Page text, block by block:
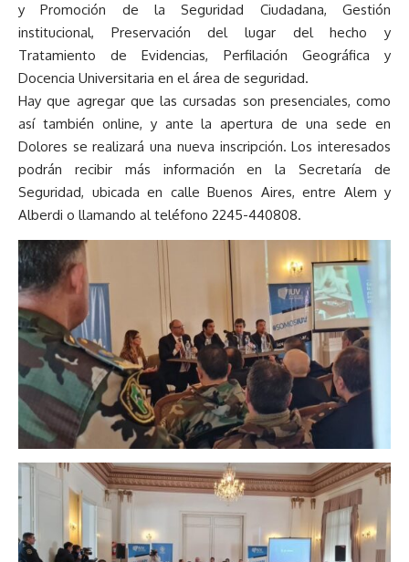
y Promoción de la Seguridad Ciudadana, Gestión
institucional, Preservación del lugar del hecho y
Tratamiento de Evidencias, Perfilación Geográfica y
Docencia Universitaria en el área de seguridad.
Hay que agregar que las cursadas son presenciales, como
así también online, y ante la apertura de una sede en
Dolores se realizará una nueva inscripción. Los interesados
podrán recibir más información en la Secretaría de
Seguridad, ubicada en calle Buenos Aires, entre Alem y
Alberdi o llamando al teléfono 2245-440808.